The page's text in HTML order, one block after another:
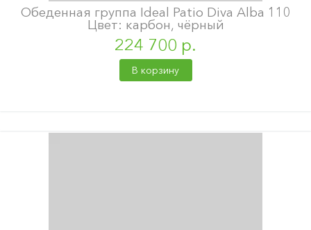
Обеденная группа Ideal Patio Diva Alba 110
Цвет: карбон, чёрный
224 700 р.
В корзину